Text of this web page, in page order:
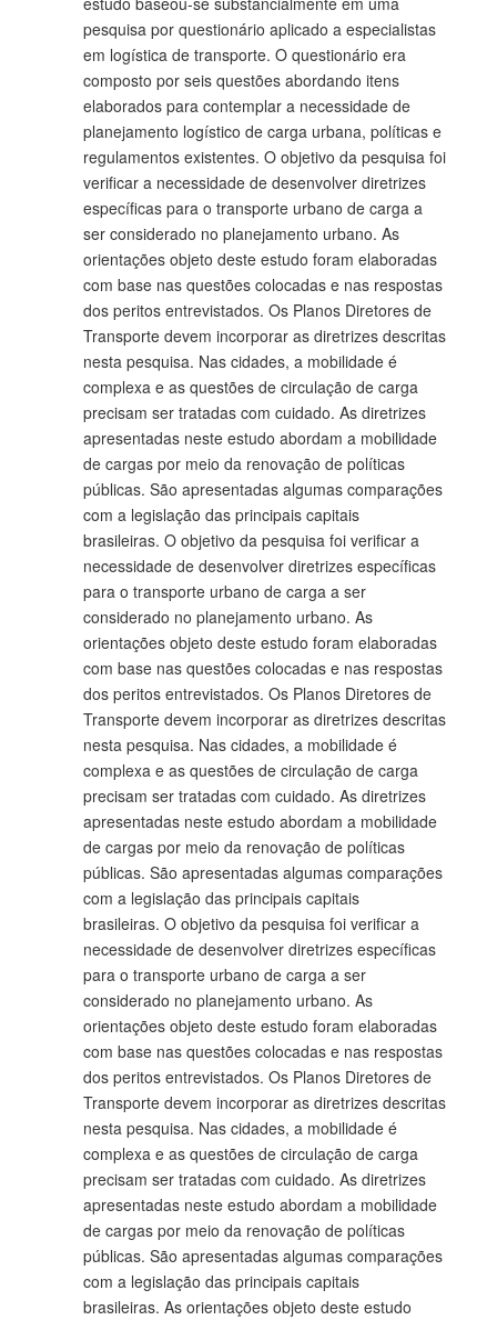
pesquisa por questionário aplicado a especialistas
em logística de transporte. O questionário era
composto por seis questões abordando itens
elaborados para contemplar a necessidade de
planejamento logístico de carga urbana, políticas e
regulamentos existentes. O objetivo da pesquisa foi
verificar a necessidade de desenvolver diretrizes
específicas para o transporte urbano de carga a
ser considerado no planejamento urbano. As
orientações objeto deste estudo foram elaboradas
com base nas questões colocadas e nas respostas
dos peritos entrevistados. Os Planos Diretores de
Transporte devem incorporar as diretrizes descritas
nesta pesquisa. Nas cidades, a mobilidade é
complexa e as questões de circulação de carga
precisam ser tratadas com cuidado. As diretrizes
apresentadas neste estudo abordam a mobilidade
de cargas por meio da renovação de políticas
públicas. São apresentadas algumas comparações
com a legislação das principais capitais
brasileiras. O objetivo da pesquisa foi verificar a
necessidade de desenvolver diretrizes específicas
para o transporte urbano de carga a ser
considerado no planejamento urbano. As
orientações objeto deste estudo foram elaboradas
com base nas questões colocadas e nas respostas
dos peritos entrevistados. Os Planos Diretores de
Transporte devem incorporar as diretrizes descritas
nesta pesquisa. Nas cidades, a mobilidade é
complexa e as questões de circulação de carga
precisam ser tratadas com cuidado. As diretrizes
apresentadas neste estudo abordam a mobilidade
de cargas por meio da renovação de políticas
públicas. São apresentadas algumas comparações
com a legislação das principais capitais
brasileiras. O objetivo da pesquisa foi verificar a
necessidade de desenvolver diretrizes específicas
para o transporte urbano de carga a ser
considerado no planejamento urbano. As
orientações objeto deste estudo foram elaboradas
com base nas questões colocadas e nas respostas
dos peritos entrevistados. Os Planos Diretores de
Transporte devem incorporar as diretrizes descritas
nesta pesquisa. Nas cidades, a mobilidade é
complexa e as questões de circulação de carga
precisam ser tratadas com cuidado. As diretrizes
apresentadas neste estudo abordam a mobilidade
de cargas por meio da renovação de políticas
públicas. São apresentadas algumas comparações
com a legislação das principais capitais
brasileiras. As orientações objeto deste estudo